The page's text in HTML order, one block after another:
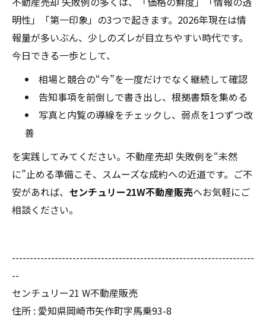
明性」「第一印象」の3つで起きます。2026年現在は情
報量が多いぶん、少しのズレが目立ちやすい時代です。
今日できる一歩として、
相場と競合の“今”を一度だけでなく継続して確認
告知事項を前倒しで書き出し、根拠書類を集める
写真と内覧の導線をチェックし、弱点を1つずつ改
善
を実践してみてください。不動産売却 失敗例を“未然
に”止める準備こそ、スムーズな成約への近道です。ご不
安があれば、 センチュリー21W不動産販売へお気軽にご
相談ください。
--------------------------------------------------------------------
--
センチュリー21 W不動産販売
住所 : 愛知県岡崎市矢作町字馬乗93-8